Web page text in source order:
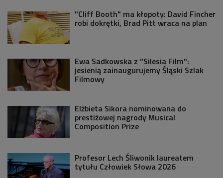
"Cliff Booth" ma kłopoty: David Fincher
robi dokrętki, Brad Pitt wraca na plan
Ewa Sadkowska z "Silesia Film":
jesienią zainaugurujemy Śląski Szlak
Filmowy
Elżbieta Sikora nominowana do
prestiżowej nagrody Musical
Composition Prize
Profesor Lech Śliwonik laureatem
tytułu Człowiek Słowa 2026